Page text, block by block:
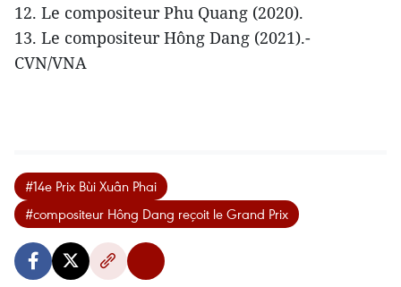
12. Le compositeur Phu Quang (2020).
13. Le compositeur Hông Dang (2021).-
CVN/VNA
#14e Prix Bùi Xuân Phai
#compositeur Hông Dang reçoit le Grand Prix